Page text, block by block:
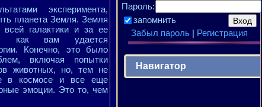
эксперимента,
планета Земля. Земля
галактики и за ее
как вам удается
Конечно, это было
включая попытки
животных, но, тем не
в космосе и все еще
эмоции. Это то, чем
Пароль:
запомнить
Забыл пароль| Регистрация
Навигатор